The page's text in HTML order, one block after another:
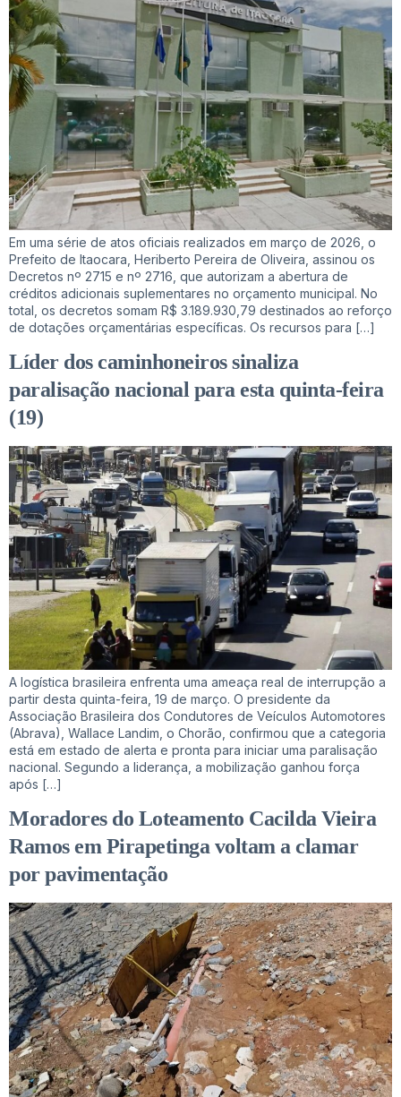
Em uma série de atos oficiais realizados em março de 2026, o
Prefeito de Itaocara, Heriberto Pereira de Oliveira, assinou os
Decretos nº 2715 e nº 2716, que autorizam a abertura de
créditos adicionais suplementares no orçamento municipal. No
total, os decretos somam R$ 3.189.930,79 destinados ao reforço
de dotações orçamentárias específicas. Os recursos para […]
Líder dos caminhoneiros sinaliza
paralisação nacional para esta quinta-feira
(19)
A logística brasileira enfrenta uma ameaça real de interrupção a
partir desta quinta-feira, 19 de março. O presidente da
Associação Brasileira dos Condutores de Veículos Automotores
(Abrava), Wallace Landim, o Chorão, confirmou que a categoria
está em estado de alerta e pronta para iniciar uma paralisação
nacional. Segundo a liderança, a mobilização ganhou força
após […]
Moradores do Loteamento Cacilda Vieira
Ramos em Pirapetinga voltam a clamar
por pavimentação